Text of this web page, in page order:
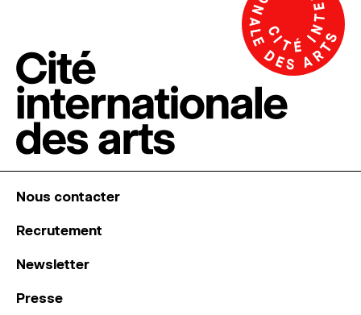
Nous contacter
Recrutement
Newsletter
Presse